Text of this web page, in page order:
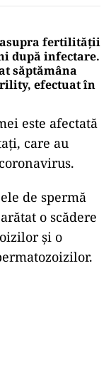
asupra fertilității
după infectare.
săptămâna
efectuat în
este afectată
care au
de spermă
o scădere
și o